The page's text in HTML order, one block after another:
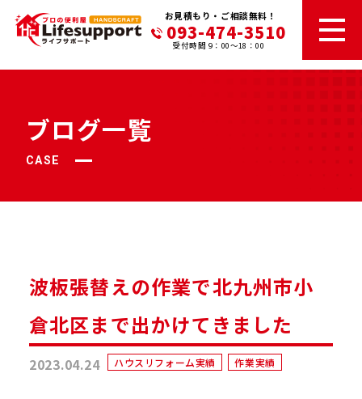
お見積もり・ご相談無料！
093-474-3510
受付時間 9：00～18：00
ブログ一覧
CASE
波板張替えの作業で北九州市小
倉北区まで出かけてきました
2023.04.24 ハウスリフォーム実績 作業実績